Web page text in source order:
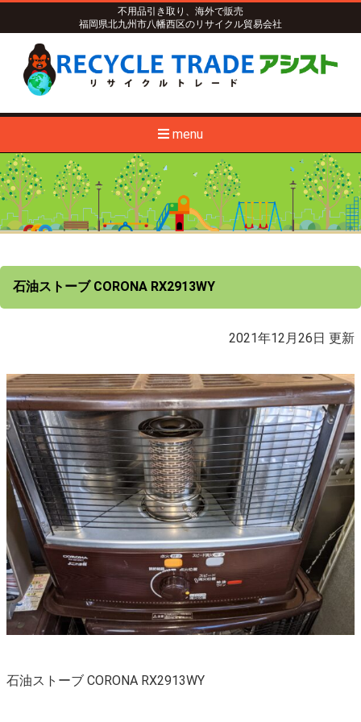
不用品引き取り、海外で販売
福岡県北九州市八幡西区のリサイクル貿易会社
menu
石油ストーブ CORONA RX2913WY
2021年12月26日 更新
石油ストーブ CORONA RX2913WY